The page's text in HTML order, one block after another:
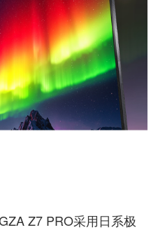
Z7 PRO采用日系极